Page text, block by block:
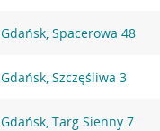
Gdańsk, Spacerowa 48
Gdańsk, Szczęśliwa 3
Gdańsk, Targ Sienny 7